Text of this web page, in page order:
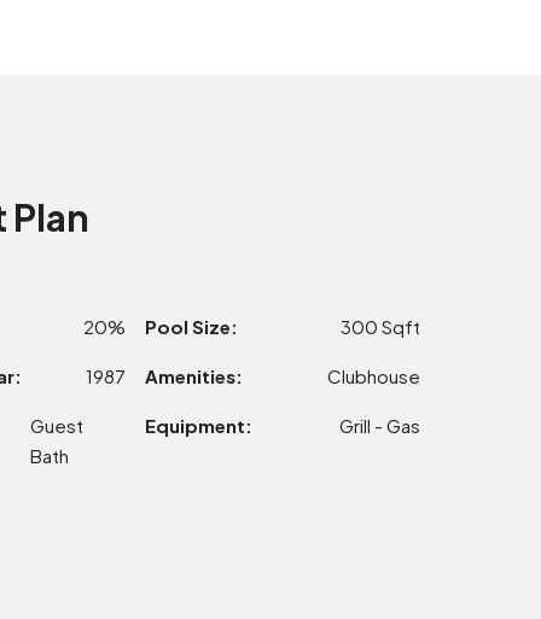
Plan
20% Pool Size: 300 Sqft
1987 Amenities: Clubhouse
Guest
Bath
Equipment: Grill - Gas